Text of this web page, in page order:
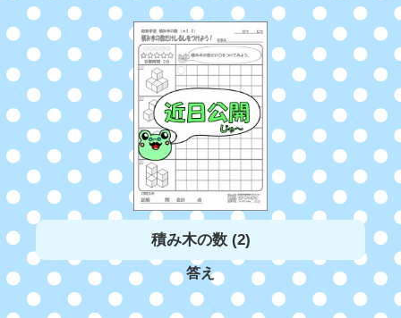
積み木の数 (2)
答え